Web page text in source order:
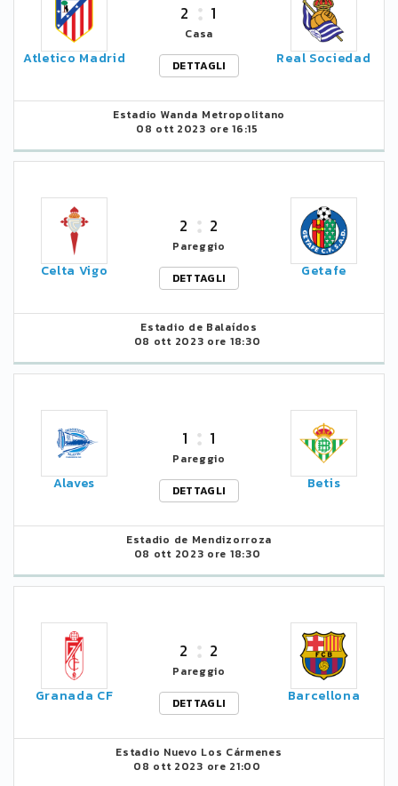
Atletico Madrid
2 1
Casa
DETTAGLI
Real Sociedad
Estadio Wanda Metropolitano
08 ott 2023 ore 16:15
Celta Vigo
2 2
Pareggio
DETTAGLI
Getafe
Estadio de Balaídos
08 ott 2023 ore 18:30
Alaves
1 1
Pareggio
DETTAGLI
Betis
Estadio de Mendizorroza
08 ott 2023 ore 18:30
Granada CF
2 2
Pareggio
DETTAGLI
Barcellona
Estadio Nuevo Los Cármenes
08 ott 2023 ore 21:00